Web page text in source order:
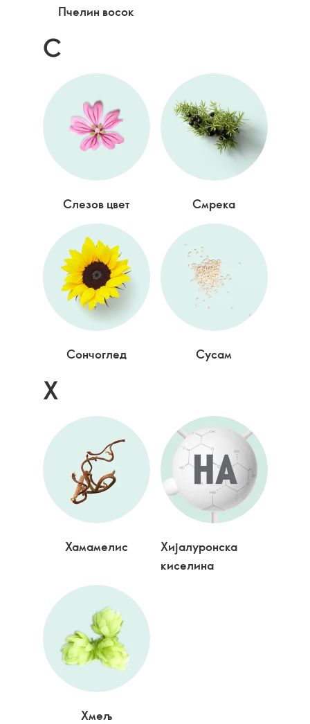
Пчелин восок
С
Слезов цвет Смрека
Сончоглед Сусам
Х
Хамамелис
Хијалуронска
киселина
Хмељ